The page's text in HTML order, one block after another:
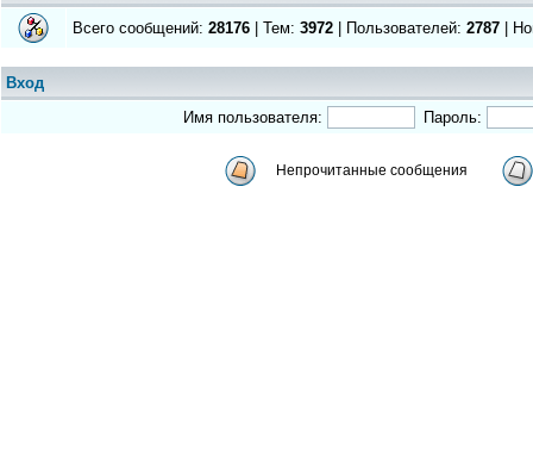
Всего сообщений: 28176 | Тем: 3972 | Пользователей: 2787 |
Вход
Имя пользователя:
Пароль:
Непрочитанные сообщения